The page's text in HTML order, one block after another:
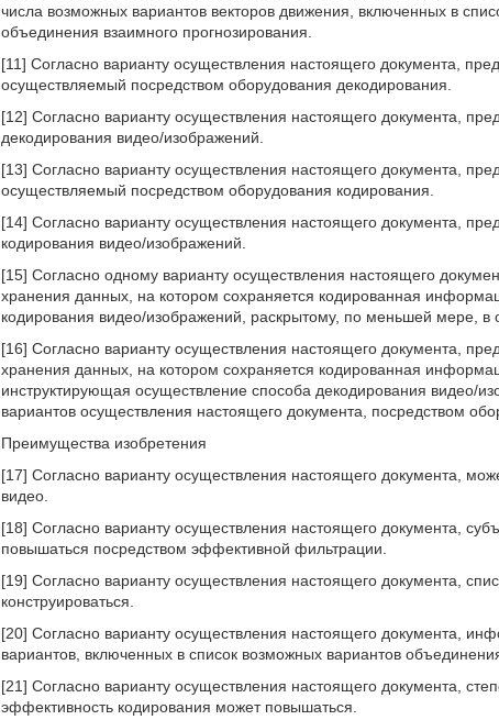
числа возможных вариантов векторов движения, включенных в
объединения взаимного прогнозирования.
[11] Согласно варианту осуществления настоящего документа,
осуществляемый посредством оборудования декодирования.
[12] Согласно варианту осуществления настоящего документа,
декодирования видео/изображений.
[13] Согласно варианту осуществления настоящего документа,
осуществляемый посредством оборудования кодирования.
[14] Согласно варианту осуществления настоящего документа,
кодирования видео/изображений.
[15] Согласно одному варианту осуществления настоящего
хранения данных, на котором сохраняется кодированная
кодирования видео/изображений, раскрытому, по меньшей мере, в
[16] Согласно варианту осуществления настоящего документа,
хранения данных, на котором сохраняется кодированная
инструктирующая осуществление способа декодирования видео/
вариантов осуществления настоящего документа, посредством
Преимущества изобретения
[17] Согласно варианту осуществления настоящего документа,
видео.
[18] Согласно варианту осуществления настоящего документа,
повышаться посредством эффективной фильтрации.
[19] Согласно варианту осуществления настоящего документа,
конструироваться.
[20] Согласно варианту осуществления настоящего документа,
вариантов, включенных в список возможных вариантов
[21] Согласно варианту осуществления настоящего документа,
эффективность кодирования может повышаться.